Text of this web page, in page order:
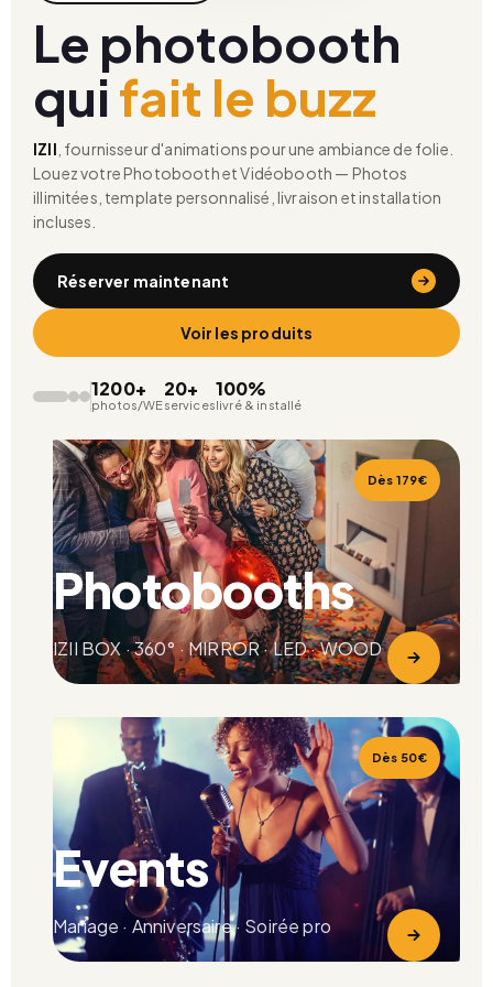
Le photobooth
quifait le buzz
IZII , fournisseur d'animations pour une ambiance de folie.
Louez votre Photobooth et Vidéobooth — Photos
illimitées, template personnalisé, livraison et installation
incluses.
Réserver maintenant
Voir les produits
1200+
photos/WE
20+
services
100%
livré & installé
Dès 179€
Photobooths
IZII BOX · 360° · MIRROR · LED · WOOD
Dès 50€
Events
Mariage · Anniversaire · Soirée pro